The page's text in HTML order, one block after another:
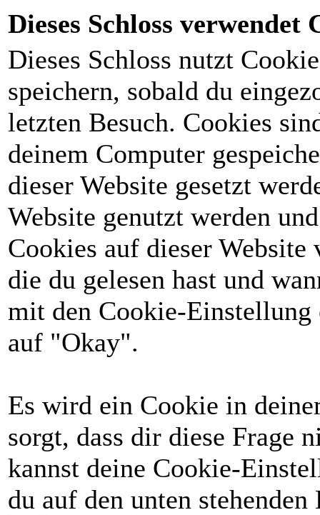
Dieses Schloss verwendet
Dieses Schloss nutzt
speichern, sobald du
letzten Besuch. Cookies
deinem Computer
dieser Website gesetzt
Website genutzt werden
Cookies auf dieser
die du gelesen hast und
mit den Cookie-
auf "Okay".
Es wird ein Cookie in
sorgt, dass dir diese Frage
kannst deine Cookie-
du auf den unten